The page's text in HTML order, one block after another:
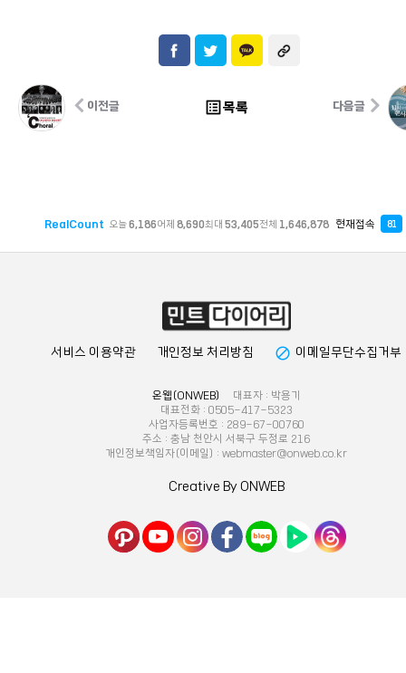
이전글 list_alt 목록 다음글
RealCount 오늘6,186어제 8,690최대 53,405전체 1,646,878 현재접속 81
서비스 이용약관 개인정보 처리방침 block 이메일무단수집거부
온웹(ONWEB)
대표자 : 박용기
대표전화 : 0505-417-5323
사업자등록번호 : 289-67-00760
주소 : 충남 천안시 서북구 두정로 216
개인정보책임자(이메일) : webmaster@onweb.co.kr
Creative By ONWEB